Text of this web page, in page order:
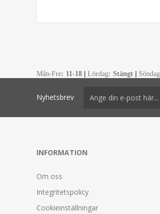
Mån-Fre: 11-18 Lördag: Stängt Söndag
Nyhetsbrev
INFORMATION
Om oss
Integritetspolicy
Cookieinställningar